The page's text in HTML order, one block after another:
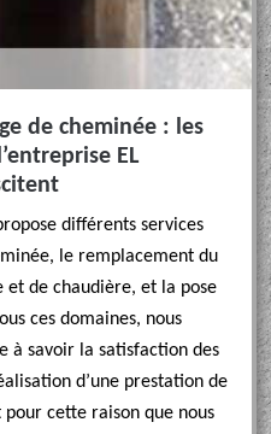
de cheminée : les
EL
différents services
le remplacement du
et de chaudière, et la pose
ces domaines, nous
à savoir la satisfaction des
d’une prestation de
cette raison que nous